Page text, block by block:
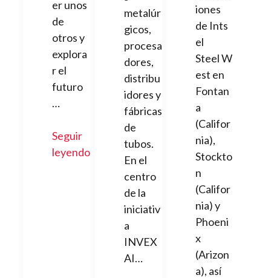
er unos
de
otros y
explora
r el
futuro
…
Seguir
leyendo
metalúr
gicos,
procesa
dores,
distribu
idores y
fábricas
de
tubos.
En el
centro
de la
iniciativ
a
INVEX
AI…
iones
de Ints
el
Steel W
est en
Fontan
a
(Califor
nia),
Stockto
n
(Califor
nia) y
Phoeni
x
(Arizon
a), así